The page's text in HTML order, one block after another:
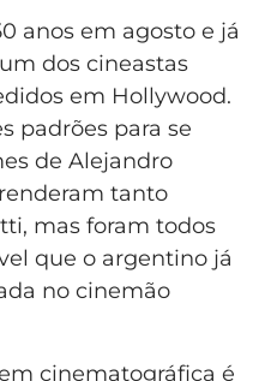
anos em agosto e já
dos cineastas
em Hollywood.
padrões para se
de Alejandro
tanto
mas foram todos
que o argentino já
no cinemão
cinematográfica é